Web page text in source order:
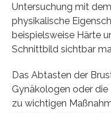
Untersuchung mit
physikalische
beispielsweise Härte
Schnittbild sichtbar
Das Abtasten der
Gynäkologen oder
zu wichtigen